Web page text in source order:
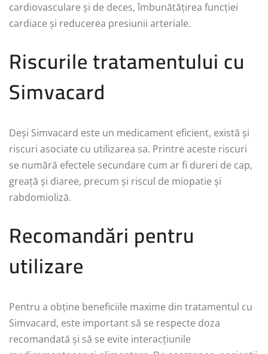
cardiovasculare și de deces, îmbunătățirea funcției
cardiace și reducerea presiunii arteriale.
Riscurile tratamentului cu
Simvacard
Deși Simvacard este un medicament eficient, există și
riscuri asociate cu utilizarea sa. Printre aceste riscuri
se numără efectele secundare cum ar fi dureri de cap,
greață și diaree, precum și riscul de miopatie și
rabdomioliză.
Recomandări pentru
utilizare
Pentru a obține beneficiile maxime din tratamentul cu
Simvacard, este important să se respecte doza
recomandată și să se evite interacțiunile